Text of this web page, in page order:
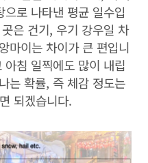
로 나타낸 평균 일수입
은 건기, 우기 강우일 차
마이는 차이가 큰 편입니
침 일찍에도 많이 내립
는 확률, 즉 체감 정도는
되겠습니다.